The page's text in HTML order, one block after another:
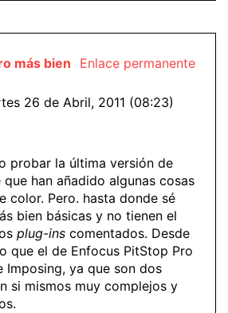
Enlace permanente
más bien
26 de Abril, 2011 (08:23)
probar la última versión de
han añadido algunas cosas
color. Pero. hasta donde sé
bien básicas y no tienen el
plug-ins comentados. Desde
que el de Enfocus PitStop Pro
Imposing, ya que son dos
si mismos muy complejos y